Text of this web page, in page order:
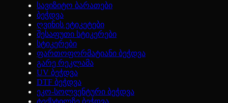
სავიზიტო ბარათები
ბეჭდვა
ღვინის ეტიკეტები
შესაფუთი სტიკერები
სტიკერები
ფართოფორმატიანი ბეჭდვა
გარე რეკლამა
UV ბეჭდვა
DTF ბეჭდვა
ეკო-სოლვენტური ბეჭდვა
ტექსტილზე ბეჭდვა